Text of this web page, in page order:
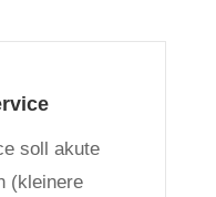
soll akute
(kleinere